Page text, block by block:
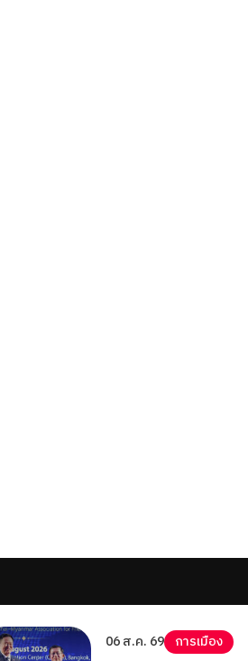
06 ส.ค. 69 การเมือง